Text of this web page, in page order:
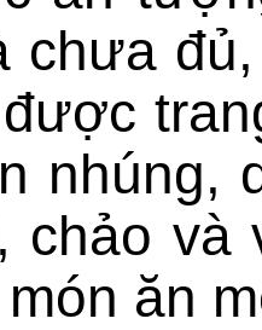
chưa
nhúng,
chảo
ăn